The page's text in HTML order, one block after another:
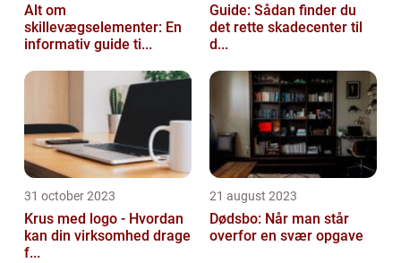
Alt om
skillevægselementer: En
informativ guide ti...
Guide: Sådan finder du
det rette skadecenter til
d...
31 october 2023
Krus med logo - Hvordan
kan din virksomhed drage
f...
21 august 2023
Dødsbo: Når man står
overfor en svær opgave